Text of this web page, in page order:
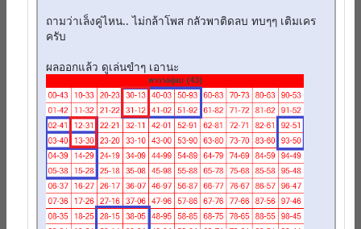
ถามว่าเล็งคู่ไหน.. ไม่กล้าโพส กลัวพาติดลบ ทบๆๆ เติมเคร
ครับ
ผลออกแล้ว ดูเล่นขำๆ เอานะ